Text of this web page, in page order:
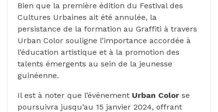
Bien que la première édition du Festival des
Cultures Urbaines ait été annulée, la
persistance de la formation au Graffiti à travers
Urban Color souligne l’importance accordée à
l’éducation artistique et à la promotion des
talents émergents au sein de la jeunesse
guinéenne.
Il est à noter que l’événement Urban Color se
poursuivra jusqu’au 15 janvier 2024, offrant